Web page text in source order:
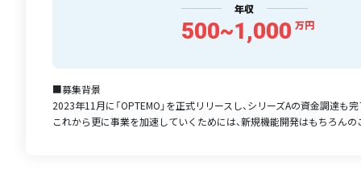
年収
500~1,000 万円
■募集背景
2023年11月に「OPTEMO」を正式リリースし、シリーズAの資金調達も
これから更に事業を加速していくためには、新規機能開発はもちろんの